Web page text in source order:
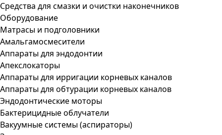
Средства для смазки и очистки наконечников
Оборудование
Матрасы и подголовники
Амальгамосмесители
Аппараты для эндодонтии
Апекслокаторы
Аппараты для ирригации корневых каналов
Аппараты для обтурации корневых каналов
Эндодонтические моторы
Бактерицидные облучатели
Вакуумные системы (аспираторы)